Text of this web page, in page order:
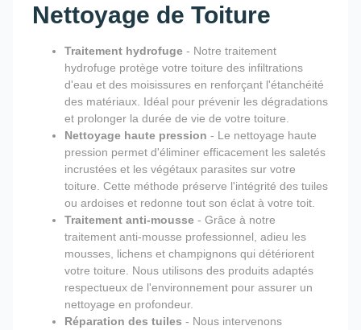
Nettoyage de Toiture
Traitement hydrofuge - Notre traitement
hydrofuge protège votre toiture des infiltrations
d'eau et des moisissures en renforçant l'étanchéité
des matériaux. Idéal pour prévenir les dégradations
et prolonger la durée de vie de votre toiture.
Nettoyage haute pression - Le nettoyage haute
pression permet d'éliminer efficacement les saletés
incrustées et les végétaux parasites sur votre
toiture. Cette méthode préserve l'intégrité des tuiles
ou ardoises et redonne tout son éclat à votre toit.
Traitement anti-mousse - Grâce à notre
traitement anti-mousse professionnel, adieu les
mousses, lichens et champignons qui détériorent
votre toiture. Nous utilisons des produits adaptés
respectueux de l'environnement pour assurer un
nettoyage en profondeur.
Réparation des tuiles - Nous intervenons